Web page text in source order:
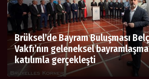
Brüksel’de Bayram Buluşması
Vakfı’nın geleneksel
katılımla gerçekleşti